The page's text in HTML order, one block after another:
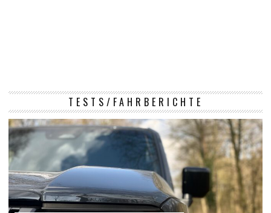
TESTS/FAHRBERICHTE